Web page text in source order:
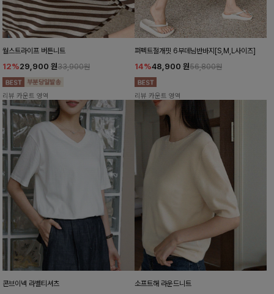
월스트라이프 버튼니트
12%29,900 원33,900원
리뷰 카운트 영역
퍼펙트절개핏 6부데님반바지[S,M,L사이즈]
14%48,900 원56,800원
리뷰 카운트 영역
콘브이넥 라벨티셔츠 소프트해 라운드니트